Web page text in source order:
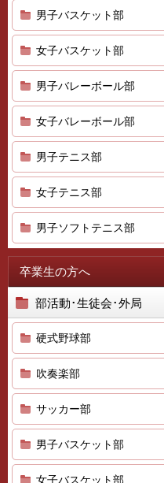
男子バスケット部
女子バスケット部
男子バレーボール部
女子バレーボール部
男子テニス部
女子テニス部
男子ソフトテニス部
卒業生の方へ
部活動･生徒会･外局
硬式野球部
吹奏楽部
サッカー部
男子バスケット部
女子バスケット部